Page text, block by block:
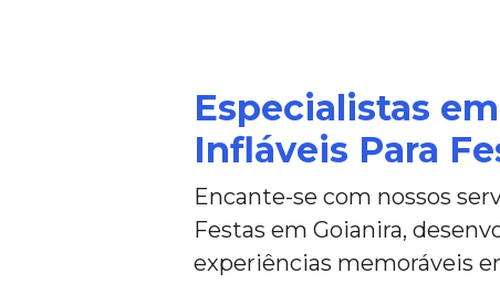
Especialistas
Infláveis Para
Encante-se com nossos
Festas em Goianira,
experiências memoráveis